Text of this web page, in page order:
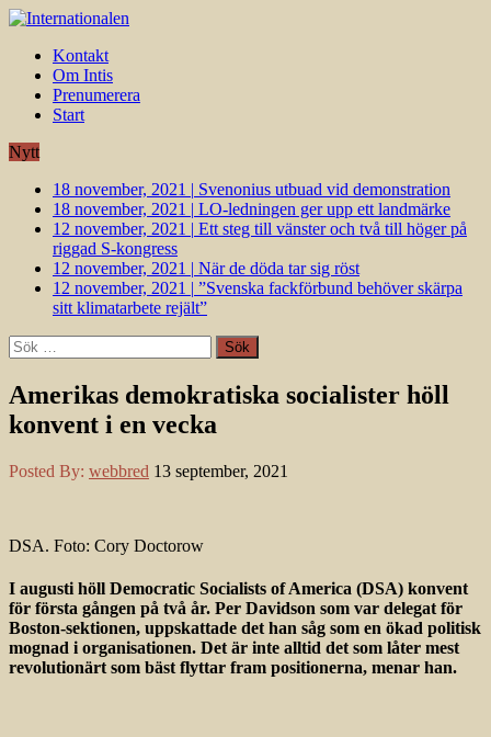
Kontakt
Om Intis
Prenumerera
Start
Nytt
18 november, 2021 | Svenonius utbuad vid demonstration
18 november, 2021 | LO-ledningen ger upp ett landmärke
12 november, 2021 | Ett steg till vänster och två till höger på
riggad S-kongress
12 november, 2021 | När de döda tar sig röst
12 november, 2021 | ”Svenska fackförbund behöver skärpa
sitt klimatarbete rejält”
Sök
efter:
Amerikas demokratiska socialister höll
konvent i en vecka
Posted By: webbred 13 september, 2021
DSA. Foto: Cory Doctorow
I augusti höll Democratic Socialists of America (DSA) konvent
för första gången på två år. Per Davidson som var delegat för
Boston-sektionen, uppskattade det han såg som en ökad politisk
mognad i organisationen. Det är inte alltid det som låter mest
revolutionärt som bäst flyttar fram positionerna, menar han.